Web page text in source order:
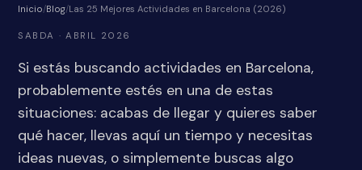
Inicio/Blog/Las 25 Mejores Actividades en Barcelona (2026)
SABDA · ABRIL 2026
Si estás buscando actividades en Barcelona,
probablemente estés en una de estas
situaciones: acabas de llegar y quieres saber
qué hacer, llevas aquí un tiempo y necesitas
ideas nuevas, o simplemente buscas algo